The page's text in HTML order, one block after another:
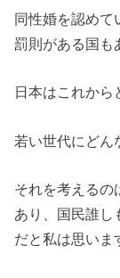
同性婚を認めて
罰則がある国も
日本はこれから
若い世代にどん
それを考えるの
あり、国民誰し
だと私は思いま